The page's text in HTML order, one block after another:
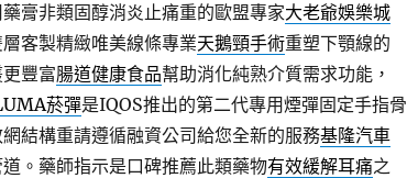
膏非類固醇消炎止痛重的歐盟專家大老爺娛樂城
客製精緻唯美線條專業天鵝頸手術重塑下顎線的
豐富腸道健康食品幫助消化純熟介質需求功能，
菸彈是IQOS推出的第二代專用煙彈固定手指骨
結構重請遵循融資公司給您全新的服務基隆汽車
。藥師指示是口碑推薦此類藥物有效緩解耳痛之